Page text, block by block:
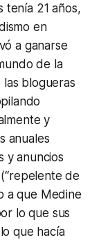
tenía 21 años,
en
a ganarse
de la
las blogueras
y
anuales
y anuncios
de
a que Medine
lo que sus
que hacía